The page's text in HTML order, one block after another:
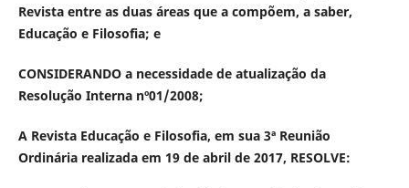
Revista entre as duas áreas que a compõem, a saber,
Educação e Filosofia; e
CONSIDERANDO a necessidade de atualização da
Resolução Interna nº01/2008;
A Revista Educação e Filosofia, em sua 3ª Reunião
Ordinária realizada em 19 de abril de 2017, RESOLVE: